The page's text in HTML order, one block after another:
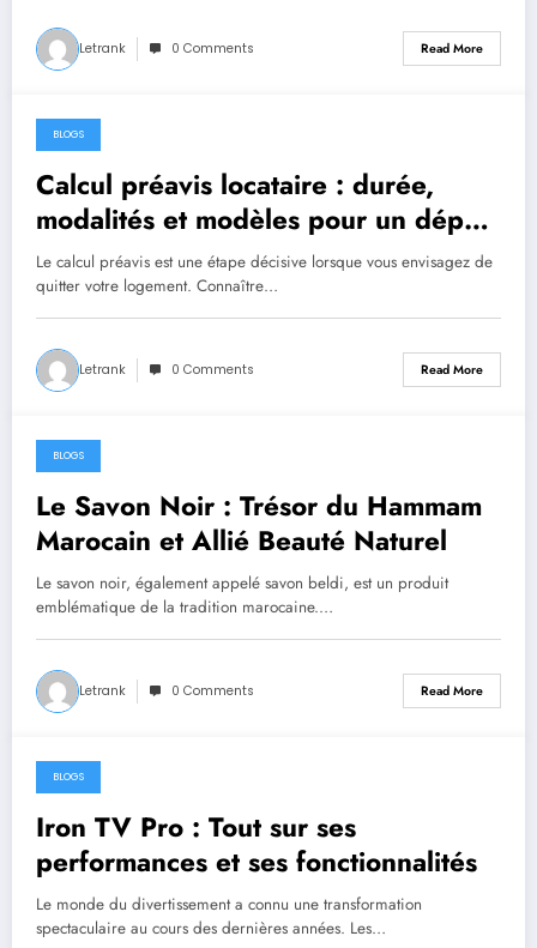
Letrank 0 Comments Read More
July 15, 2026
BLOGS
Calcul préavis locataire : durée,
modalités et modèles pour un départ
serein en 2026
Le calcul préavis est une étape décisive lorsque vous envisagez de
quitter votre logement. Connaître…
Letrank 0 Comments Read More
July 14, 2026
BLOGS
Le Savon Noir : Trésor du Hammam
Marocain et Allié Beauté Naturel
Le savon noir, également appelé savon beldi, est un produit
emblématique de la tradition marocaine.…
Letrank 0 Comments Read More
June 29, 2026
BLOGS
Iron TV Pro : Tout sur ses
performances et ses fonctionnalités
Le monde du divertissement a connu une transformation
spectaculaire au cours des dernières années. Les…